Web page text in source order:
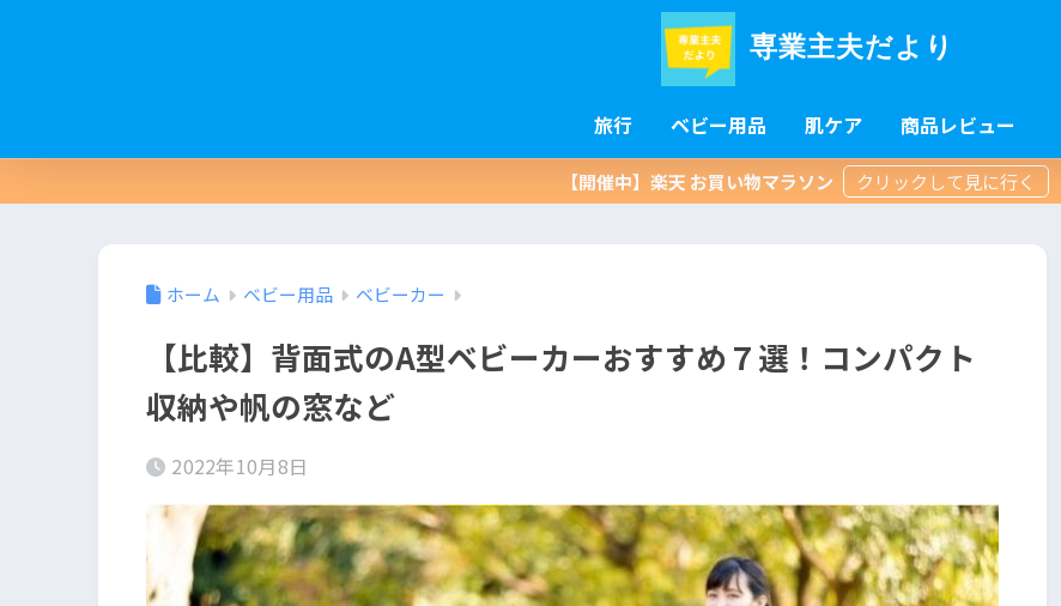
専業主夫だより
旅行 ベビー用品 肌ケア 商品レビュー
【開催中】楽天 お買い物マラソン
ホーム ベビー用品 ベビーカー
【比較】背面式のA型ベビーカーおすすめ７選！コンパクト
収納や帆の窓など
2022年10月8日